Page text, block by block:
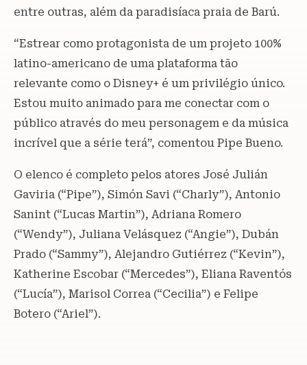
entre outras, além da paradisíaca praia de Barú.
“Estrear como protagonista de um projeto 100%
latino-americano de uma plataforma tão
relevante como o Disney+ é um privilégio único.
Estou muito animado para me conectar com o
público através do meu personagem e da música
incrível que a série terá”, comentou Pipe Bueno.
O elenco é completo pelos atores José Julián
Gaviria (“Pipe”), Simón Savi (“Charly”), Antonio
Sanint (“Lucas Martin”), Adriana Romero
(“Wendy”), Juliana Velásquez (“Angie”), Dubán
Prado (“Sammy”), Alejandro Gutiérrez (“Kevin”),
Katherine Escobar (“Mercedes”), Eliana Raventós
(“Lucía”), Marisol Correa (“Cecilia”) e Felipe
Botero (“Ariel”).